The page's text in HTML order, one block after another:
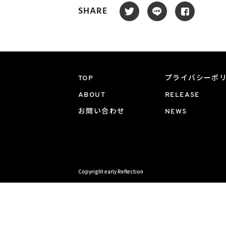
SHARE
TOP プライバシーポ
ABOUT RELEASE
お問い合わせ NEWS
Copyright early Reflection